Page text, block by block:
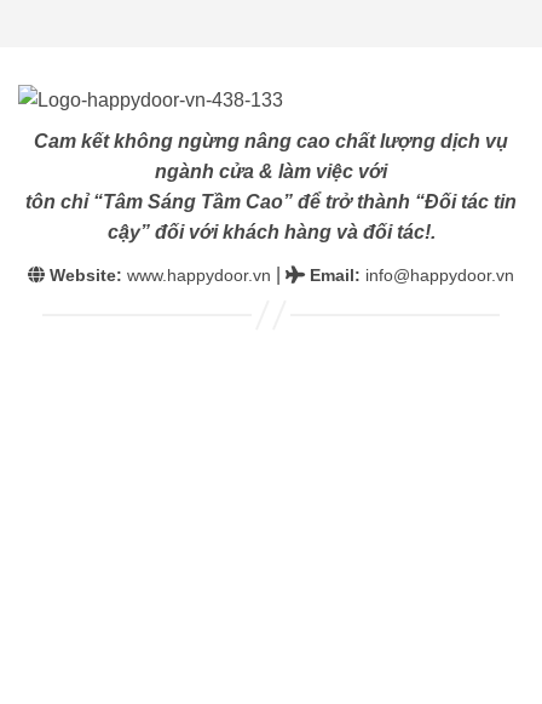
Cam kết không ngừng nâng cao chất lượng dịch vụ
ngành cửa & làm việc với
tôn chỉ “Tâm Sáng Tầm Cao” để trở thành “Đối tác tin
cậy” đối với khách hàng và đối tác!.
Website: www.happydoor.vn Email: info@happydoor.vn